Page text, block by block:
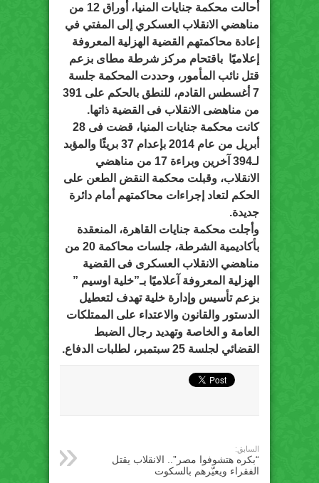
أحالت محكمة جنايات المنيا، أوراق 12 من
مناهضي الانقلاب العسكري إلى المفتي في
إعادة محاكمتهم القضية الهزلية المعروفة
إعلاميًا باقتحام مركز شرطة مطاى بزعم
قتل نائب المأمور، وحددت المحكمة جلسة
7 أغسطس القادم، للنطق بالحكم على 391
من مناهضى الانقلاب فى القضية ذاتها.
كانت محكمة جنايات المنيا، قضت فى 28
أبريل من عام 2014 بإعدام 37 بريئًا والمؤبد
لـ394 آخرين وبراءة 17 من مناهضي
الانقلاب، وقبلت محكمة النقض الطعن على
الحكم لتعاد إجراءات محاكمتهم أمام دائرة
جديدة.
وأجلت محكمة جنايات القاهرة، المنعقدة
بأكاديمية الشرطة، جلسات محاكمة 20 من
مناهضي الانقلاب العسكرى فى القضية
الهزلية المعروفة آعلاميًا بـ”خلية اوسيم ”
بزعم تأسيس وإدارة خلية تهدف لتعطيل
الدستور والقانون والاعتداء على الممتلكات
العامة و الخاصة وتهديد رجال الضبط
القضائي لجلسة 25 سبتمبر، لطلبات الدفاع.
السابق:
“بكره هتشوفوا مصر”.. الانقلاب يقتل
الفقراء ويعيّرهم بالسكوت